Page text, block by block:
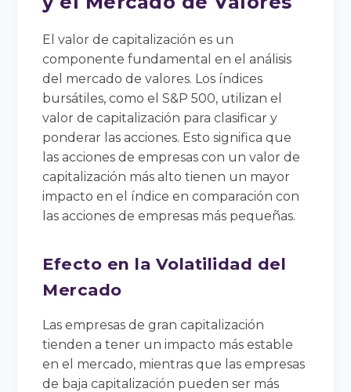
El valor de capitalización es un
componente fundamental en el análisis
del mercado de valores. Los índices
bursátiles, como el S&P 500, utilizan el
valor de capitalización para clasificar y
ponderar las acciones. Esto significa que
las acciones de empresas con un valor de
capitalización más alto tienen un mayor
impacto en el índice en comparación con
las acciones de empresas más pequeñas.
Efecto en la Volatilidad del
Mercado
Las empresas de gran capitalización
tienden a tener un impacto más estable
en el mercado, mientras que las empresas
de baja capitalización pueden ser más